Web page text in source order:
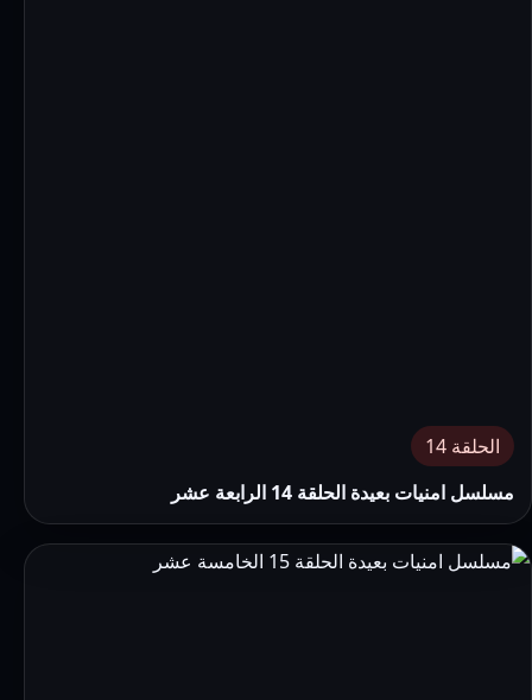
الحلقة 14
مسلسل امنيات بعيدة الحلقة 14 الرابعة عشر